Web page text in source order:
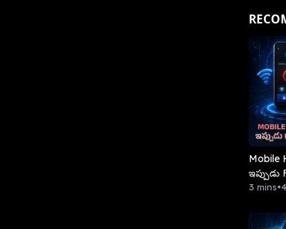
Mobile
ఇప్పుడు
3 mins•